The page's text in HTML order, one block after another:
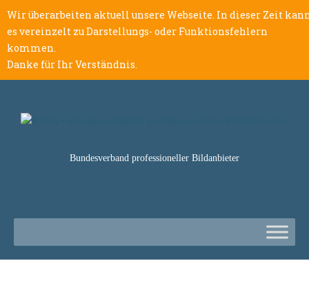
Wir überarbeiten aktuell unsere Webseite. In dieser Zeit
es vereinzelt zu Darstellungs- oder Funktionsfehlern
kommen.
Danke für Ihr Verständnis.
Bundesverband professioneller Bildanbieter